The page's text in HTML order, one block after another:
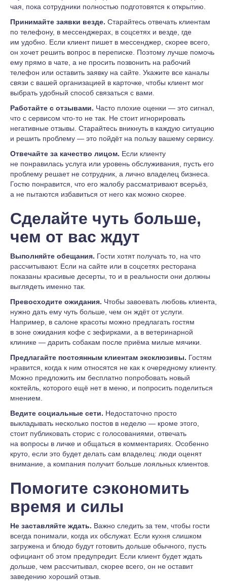
чая, пока сотрудники полностью подготовятся к открытию.
Принимайте заявки везде. Старайтесь отвечать клиентам
по телефону, в мессенджерах, в соцсетях и везде, где
им удобно. Если клиент пишет в мессенджер, скорее всего,
он хочет решить вопрос в переписке. Поэтому лучше помочь
ему прямо в чате, а не просить позвонить на рабочий
телефон или оставить заявку на сайте. Укажите все каналы
связи с вашей организацией в карточке, чтобы клиент мог
выбрать удобный способ связаться с вами.
Работайте с отзывами. Часто плохие оценки — это сигнал,
что с сервисом что-то не так. Не стоит игнорировать
негативные отзывы. Старайтесь вникнуть в каждую ситуацию
и решить проблему — это пойдёт на пользу вашему сервису.
Отвечайте за качество лицом. Если клиенту
не понравилась услуга или уровень обслуживания, пусть его
проблему решает не сотрудник, а лично владелец бизнеса.
Гостю понравится, что его жалобу рассматривают всерьёз,
а не пытаются избавиться от него как можно скорее.
Сделайте чуть больше,
чем от вас ждут
Выполняйте обещания. Гости хотят получать то, на что
рассчитывают. Если на сайте или в соцсетях ресторана
показаны красивые десерты, то и в реальности они должны
выглядеть именно так.
Превосходите ожидания. Чтобы завоевать любовь клиента,
нужно дать ему чуть больше, чем он ждёт от услуги.
Например, в салоне красоты можно предлагать гостям
в зоне ожидания кофе с зефирками, а в ветеринарной
клинике — дарить собакам после приёма милые мячики.
Предлагайте постоянным клиентам эксклюзивы. Гостям
нравится, когда к ним относятся не как к очередному клиенту.
Можно предложить им бесплатно попробовать новый
коктейль, которого ещё нет в меню, и попросить поделиться
мнением.
Ведите социальные сети. Недостаточно просто
выкладывать несколько постов в неделю — кроме этого,
стоит публиковать сторис с голосованиями, отвечать
на вопросы в личке и общаться в комментариях. Особенно
круто, если это будет делать сам владелец: люди оценят
внимание, а компания получит больше лояльных клиентов.
Помогите сэкономить
время и силы
Не заставляйте ждать. Важно следить за тем, чтобы гости
всегда понимали, когда их обслужат. Если кухня слишком
загружена и блюдо будут готовить дольше обычного, пусть
официант об этом предупредит. Если клиент будет ждать
дольше, чем рассчитывал, скорее всего, он не оставит
заведению хороший отзыв.